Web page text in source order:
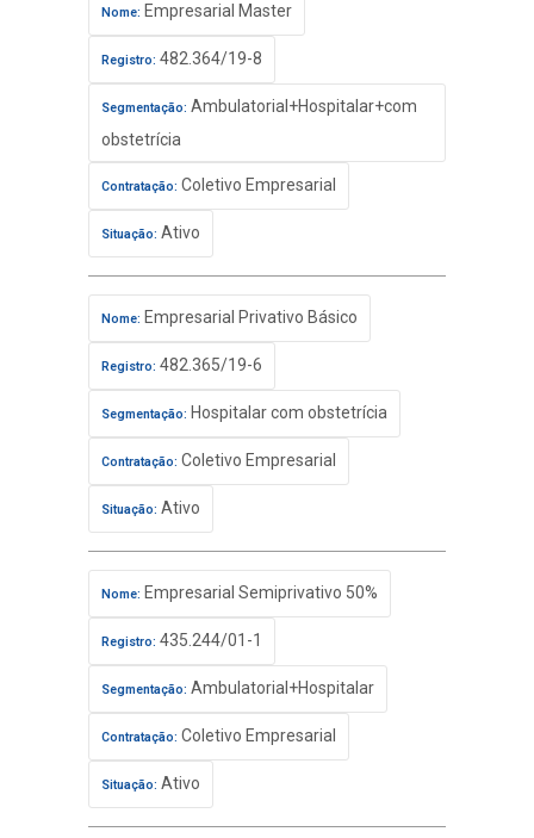
Nome: Empresarial Master
Registro: 482.364/19-8
Segmentação: Ambulatorial+Hospitalar+com
obstetrícia
Contratação: Coletivo Empresarial
Situação: Ativo
Nome: Empresarial Privativo Básico
Registro: 482.365/19-6
Segmentação: Hospitalar com obstetrícia
Contratação: Coletivo Empresarial
Situação: Ativo
Nome: Empresarial Semiprivativo 50%
Registro: 435.244/01-1
Segmentação: Ambulatorial+Hospitalar
Contratação: Coletivo Empresarial
Situação: Ativo